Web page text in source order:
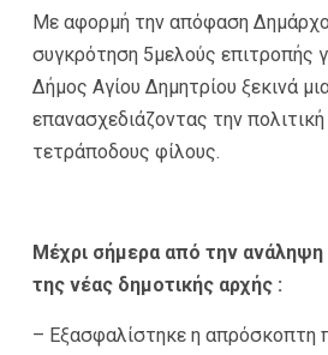
Με αφορμή την απόφαση
συγκρότηση 5μελούς επιτροπής
Δήμος Αγίου Δημητρίου ξεκινά
επανασχεδιάζοντας την
τετράποδους φίλους.
Μέχρι σήμερα από την
της νέας δημοτικής αρχής :
– Εξασφαλίστηκε η απρόσκοπτη